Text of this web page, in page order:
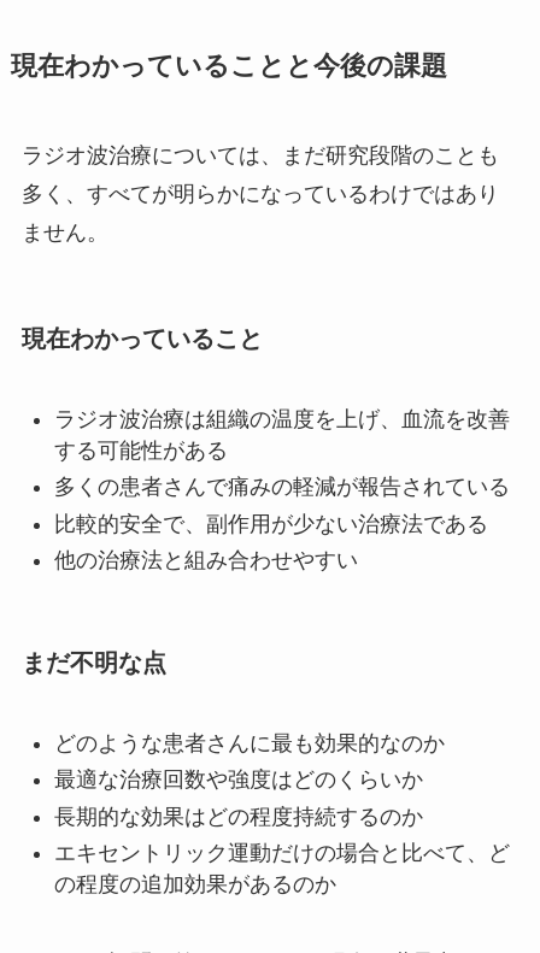
現在わかっていることと今後の課題
ラジオ波治療については、まだ研究段階のことも
多く、すべてが明らかになっているわけではあり
ません。
現在わかっていること
ラジオ波治療は組織の温度を上げ、血流を改善
する可能性がある
多くの患者さんで痛みの軽減が報告されている
比較的安全で、副作用が少ない治療法である
他の治療法と組み合わせやすい
まだ不明な点
どのような患者さんに最も効果的なのか
最適な治療回数や強度はどのくらいか
長期的な効果はどの程度持続するのか
エキセントリック運動だけの場合と比べて、ど
の程度の追加効果があるのか